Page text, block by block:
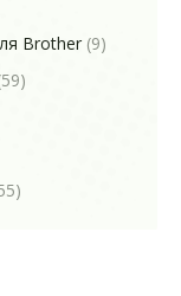
Brother (9)